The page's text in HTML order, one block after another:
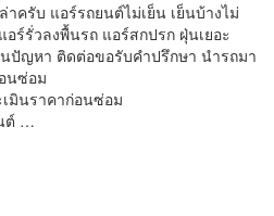
ครับ แอร์รถยนต์ไม่เย็น เย็นบ้างไม่
ร์รั่วลงพื้นรถ แอร์สกปรก ฝุ่นเยอะ
ปัญหา ติดต่อขอรับคำปรึกษา นำรถมา
นซ่อม
มินราคาก่อนซ่อม
ต์ …